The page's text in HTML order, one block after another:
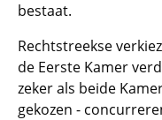
bestaat.
Rechtstreekse
de Eerste Kamer
zeker als beide
gekozen -